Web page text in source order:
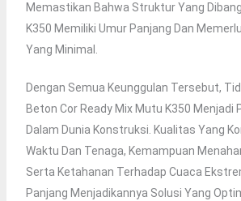
Memastikan Bahwa Struktur Yang
K350 Memiliki Umur Panjang Dan
Yang Minimal.
Dengan Semua Keunggulan Tersebut,
Beton Cor Ready Mix Mutu K350 Menjadi
Dalam Dunia Konstruksi. Kualitas Yang
Waktu Dan Tenaga, Kemampuan
Serta Ketahanan Terhadap Cuaca
Panjang Menjadikannya Solusi Yang